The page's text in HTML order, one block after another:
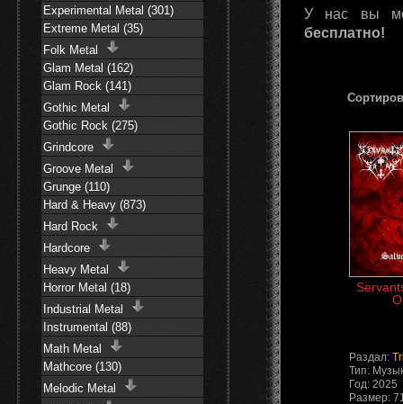
Experimental Metal (301)
Extreme Metal (35)
Folk Metal
Glam Metal (162)
Glam Rock (141)
Gothic Metal
Gothic Rock (275)
Grindcore
Groove Metal
Grunge (110)
Hard & Heavy (873)
Hard Rock
Hardcore
Heavy Metal
Horror Metal (18)
Industrial Metal
Instrumental (88)
Math Metal
Mathcore (130)
Melodic Metal
У нас вы
бесплатно!
Раздал:
Тип:
Год: 2025
Размер: